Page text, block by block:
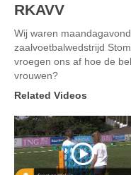
RKAVV
Wij waren
zaalvoetbalwedstrijd
vroegen ons af hoe de
vrouwen?
Related Videos